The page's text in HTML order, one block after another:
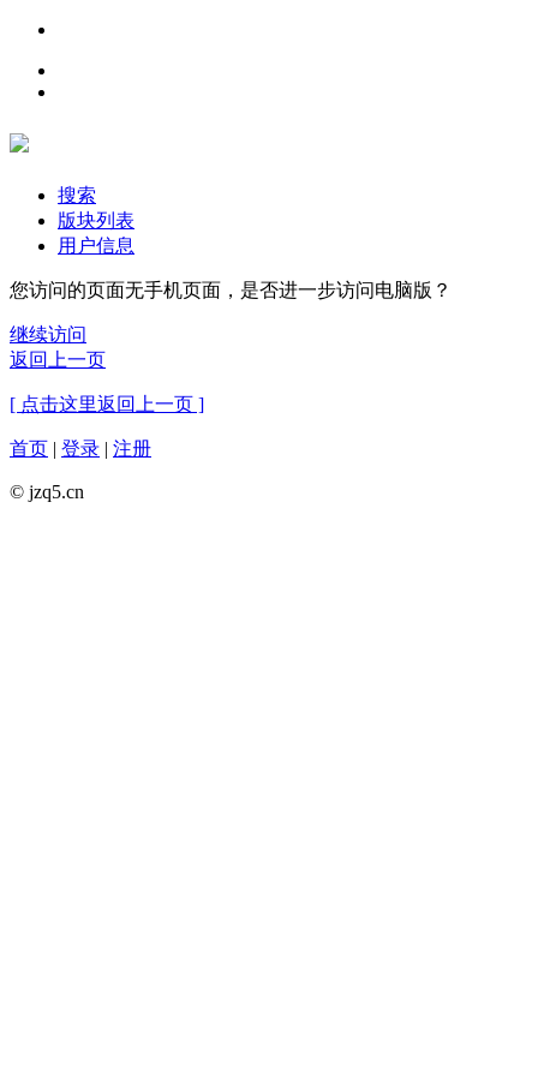
搜索
版块列表
用户信息
您访问的页面无手机页面，是否进一步访问电脑版？
继续访问
返回上一页
[ 点击这里返回上一页 ]
首页 | 登录 | 注册
© jzq5.cn